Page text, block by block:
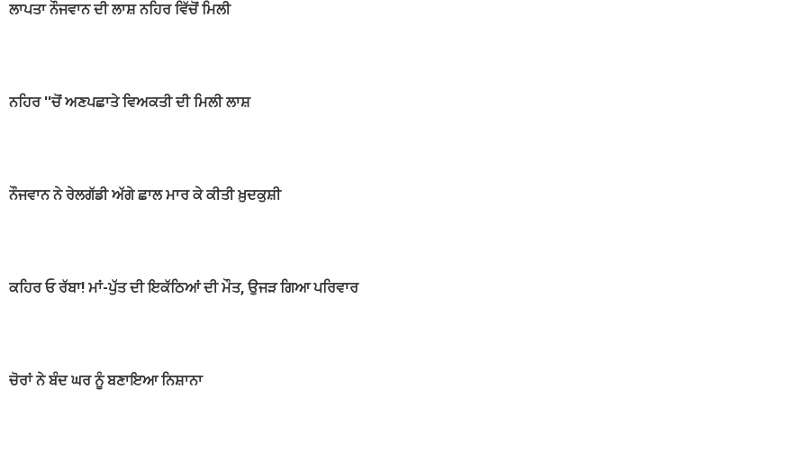
ਲਾਪਤਾ ਨੌਜਵਾਨ ਦੀ ਲਾਸ਼ ਨਹਿਰ ਵਿੱਚੋਂ ਮਿਲੀ
ਨਹਿਰ ''ਚੋਂ ਅਣਪਛਾਤੇ ਵਿਅਕਤੀ ਦੀ ਮਿਲੀ ਲਾਸ਼
ਨੌਜਵਾਨ ਨੇ ਰੇਲਗੱਡੀ ਅੱਗੇ ਛਾਲ ਮਾਰ ਕੇ ਕੀਤੀ ਖ਼ੁਦਕੁਸ਼ੀ
ਕਹਿਰ ਓ ਰੱਬਾ! ਮਾਂ-ਪੁੱਤ ਦੀ ਇਕੱਠਿਆਂ ਦੀ ਮੌਤ, ਉਜੜ ਗਿਆ ਪਰਿਵਾਰ
ਚੋਰਾਂ ਨੇ ਬੰਦ ਘਰ ਨੂੰ ਬਣਾਇਆ ਨਿਸ਼ਾਨਾ